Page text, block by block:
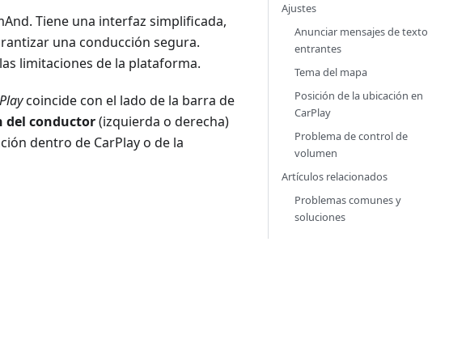
Tiene una interfaz simplificada,
una conducción segura.
limitaciones de la plataforma.
coincide con el lado de la barra de
del conductor(izquierda o derecha)
dentro de CarPlay o de la
Ajustes
Anunciar mensajes de texto
entrantes
Tema del mapa
Posición de la ubicación en
CarPlay
Problema de control de
volumen
Artículos relacionados
Problemas comunes y
soluciones